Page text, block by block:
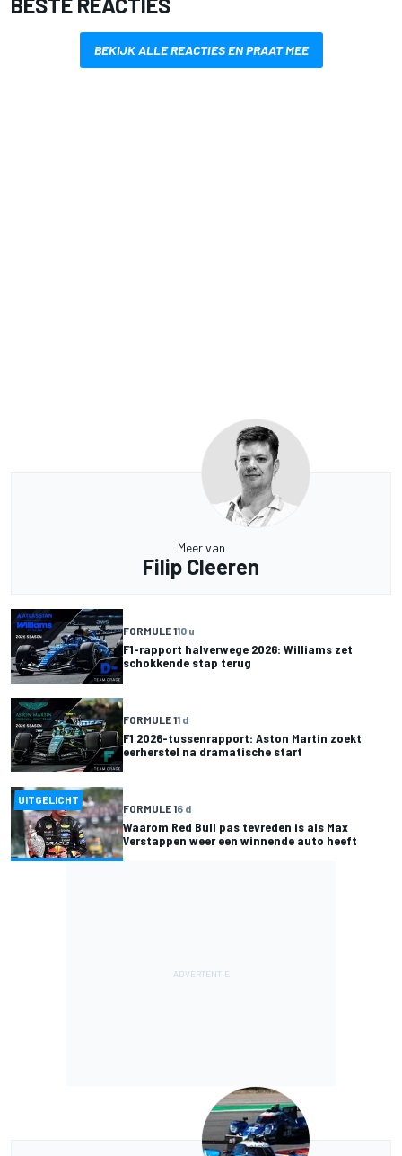
BEKIJK ALLE REACTIES EN PRAAT MEE
Meer van
Filip Cleeren
FORMULE 110 u
F1-rapport halverwege 2026: Williams zet
schokkende stap terug
FORMULE 11 d
F1 2026-tussenrapport: Aston Martin zoekt
eerherstel na dramatische start
UITGELICHT
FORMULE 16 d
Waarom Red Bull pas tevreden is als Max
Verstappen weer een winnende auto heeft